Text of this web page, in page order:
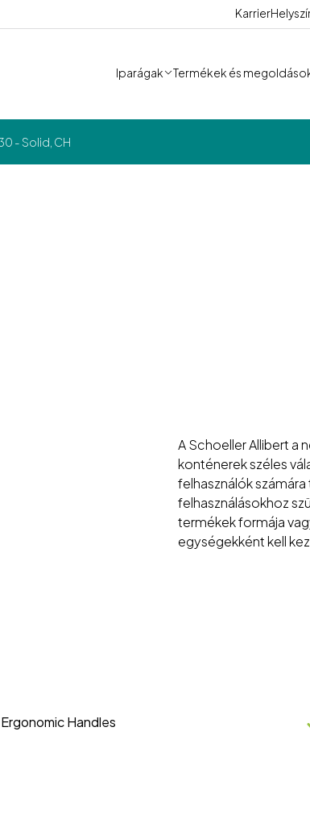
Karrier
Iparágak Termékek és
- Solid, CH
A Schoeller Allibert a
konténerek széles
felhasználók
felhasználásokhoz
termékek formája
egységekként kell
Ergonomic Handles